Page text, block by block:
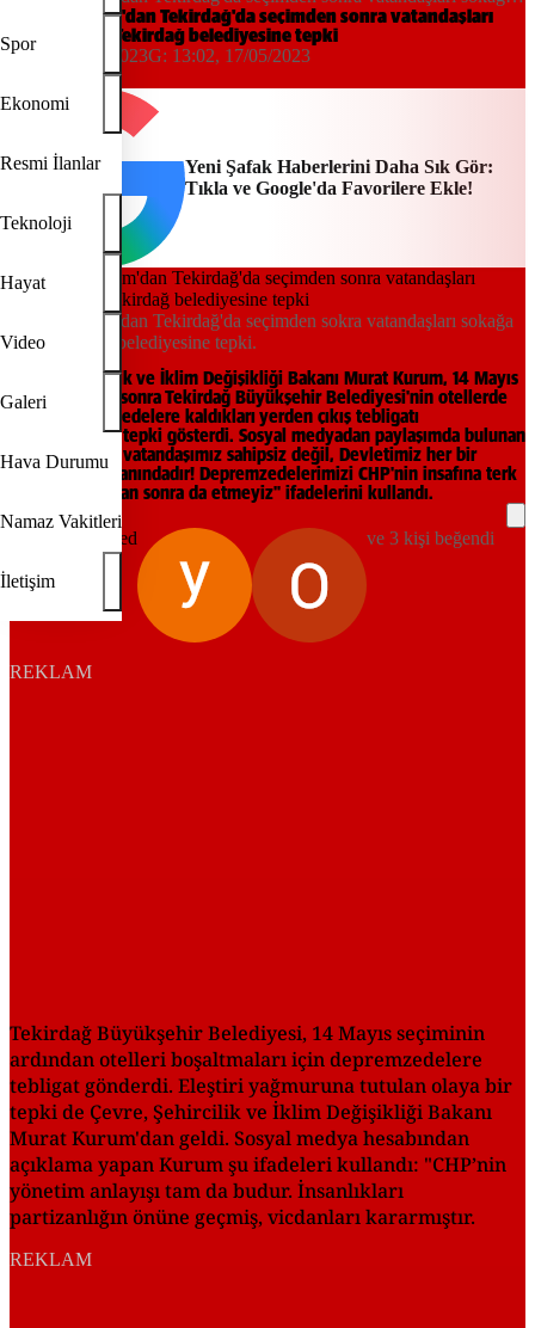
Spor
Ekonomi
Resmi İlanlar
Teknoloji
Hayat
Video
Galeri
Hava Durumu
Namaz Vakitleri
İletişim
atan Tekirdağ belediyesine tepki
Bakan Kurum'dan Tekirdağ'da seçimden sonra vatandaşları
sokağa atan Tekirdağ belediyesine tepki
12:01, 17/05/2023G: 13:02, 17/05/2023
Yeni Şafak Haberlerini Daha Sık Gör:
Tıkla ve Google'da Favorilere Ekle!
Bakan Kurum'dan Tekirdağ'da seçimden sokra vatandaşları sokağa
atan Tekirdağ belediyesine tepki.
Çevre, Şehircilik ve İklim Değişikliği Bakanı Murat Kurum, 14 Mayıs
seçimlerinden sonra Tekirdağ Büyükşehir Belediyesi'nin otellerde
kalan depremzedelere kaldıkları yerden çıkış tebligatı
göndermesine tepki gösterdi. Sosyal medyadan paylaşımda bulunan
Kurum, "Hiçbir vatandaşımız sahipsiz değil, Devletimiz her bir
kardeşimizin yanındadır! Depremzedelerimizi CHP'nin insafına terk
etmedik, bundan sonra da etmeyiz" ifadelerini kullandı.
ve 3 kişi beğendi
REKLAM
Tekirdağ Büyükşehir Belediyesi, 14 Mayıs seçiminin
ardından otelleri boşaltmaları için depremzedelere
tebligat gönderdi. Eleştiri yağmuruna tutulan olaya bir
tepki de Çevre, Şehircilik ve İklim Değişikliği Bakanı
Murat Kurum'dan geldi. Sosyal medya hesabından
açıklama yapan Kurum şu ifadeleri kullandı: "CHP’nin
yönetim anlayışı tam da budur. İnsanlıkları
partizanlığın önüne geçmiş, vicdanları kararmıştır.
REKLAM